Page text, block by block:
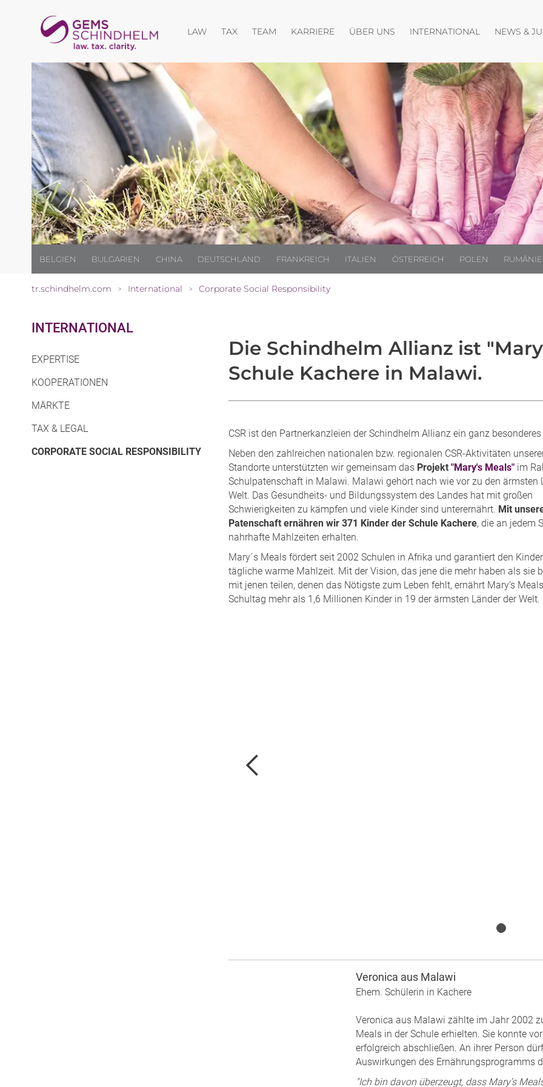
LAWMenü öffnen
TAXMenü öffnen
TEAM KARRIEREMenü öffnen
ÜBER UNS Menü öffnen
INTERNATIONAL Menü öffnen
NEWS &
BELGIEN BULGARIEN CHINA DEUTSCHLAND FRANKREICH ITALIEN ÖSTERREICH POLEN
tr.schindhelm.com > International > Corporate Social Responsibility
INTERNATIONAL
EXPERTISE
KOOPERATIONEN
MÄRKTE
TAX & LEGAL
CORPORATE SOCIAL RESPONSIBILITY(CURRENT)
Die Schindhelm Allianz ist
Schule Kachere in Malawi.
CSR ist den Partnerkanzleien der Schindhelm Allianz ein ganz
Neben den zahlreichen nationalen bzw. regionalen CSR-Aktivitäten
Standorte unterstützten wir gemeinsam das Projekt "Mary's Meals" im
Schulpatenschaft in Malawi. Malawi gehört nach wie vor zu den ärmsten
Welt. Das Gesundheits- und Bildungssystem des Landes hat mit großen
Schwierigkeiten zu kämpfen und viele Kinder sind unterernährt. Mit
Patenschaft ernähren wir 371 Kinder der Schule Kachere, die an jedem
nahrhafte Mahlzeiten erhalten.
Mary´s Meals fördert seit 2002 Schulen in Afrika und garantiert den
tägliche warme Mahlzeit. Mit der Vision, das jene die mehr haben als sie
mit jenen teilen, denen das Nötigste zum Leben fehlt, ernährt Mary‘s
Schultag mehr als 1,6 Millionen Kinder in 19 der ärmsten Länder der Welt.
Veronica aus Malawi
Ehem. Schülerin in Kachere
Veronica aus Malawi zählte im Jahr 2002
Meals in der Schule erhielten. Sie konnte
erfolgreich abschließen. An ihrer Person
Auswirkungen des Ernährungsprogramms
"Ich bin davon überzeugt, dass Mary’s